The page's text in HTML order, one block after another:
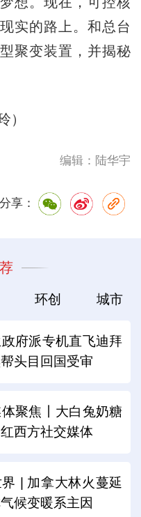
实的路上。和总台
聚变装置，并揭秘
编辑：陆华宇
分享：
环创 城市
府派专机直飞迪拜
头目回国受审
聚焦丨大白兔奶糖
西方社交媒体
| 加拿大林火蔓延
候变暖系主因